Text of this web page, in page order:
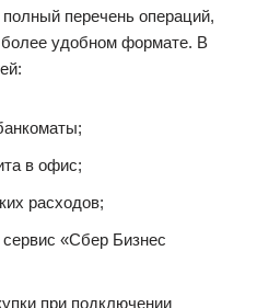
перечень операций,
удобном формате. В
в офис;
расходов;
«Сбер Бизнес
при подключении